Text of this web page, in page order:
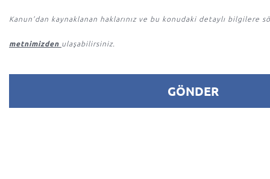
Kanun’dan kaynaklanan haklarınız ve bu konudaki detaylı bilgilere
metnimizden ulaşabilirsiniz.
GÖNDER